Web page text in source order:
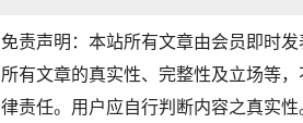
免责声明：本站所有文章由会员即时
所有文章的真实性、完整性及立场等，
律责任。用户应自行判断内容之真实